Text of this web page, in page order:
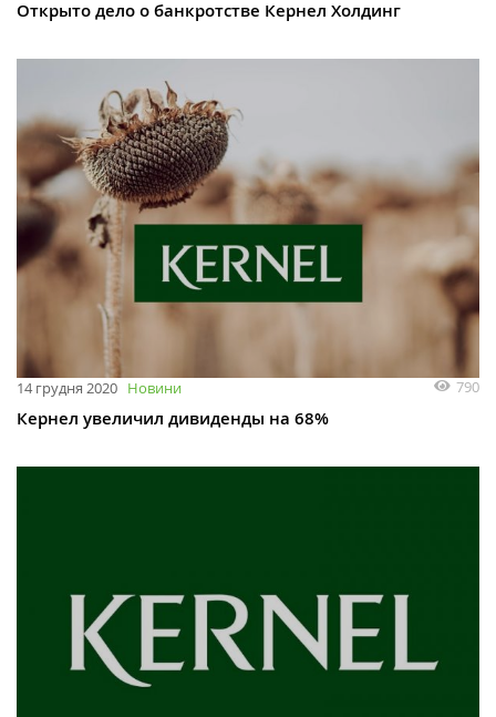
Открыто дело о банкротстве Кернел Холдинг
14 грудня 2020 Новини 790
Кернел увеличил дивиденды на 68%